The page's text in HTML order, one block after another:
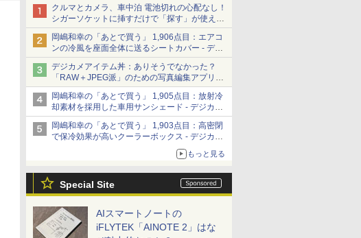
クルマとカメラ、車中泊 電池切れの心配なし！
シガーソケットに挿すだけで「探す」が使える
スマートタグ - デジカメ Watch
岡嶋和幸の「あとで買う」 1,906点目：エアコ
ンの冷風を座面全体に送るシートカバー - デジ
カメ Watch
デジカメアイテム丼：ありそうでなかった？
「RAW＋JPEG派」のための写真編集アプリ
カメラデフォルトのJPEGを大切にする
「Filmator」
岡嶋和幸の「あとで買う」 1,905点目：放射冷
却素材を採用した車用サンシェード - デジカメ
Watch
岡嶋和幸の「あとで買う」 1,903点目：高密閉
で保冷効果が高いクーラーボックス - デジカメ
もっと見る
Special Site
AIスマートノートの
iFLYTEK「AINOTE 2」はな